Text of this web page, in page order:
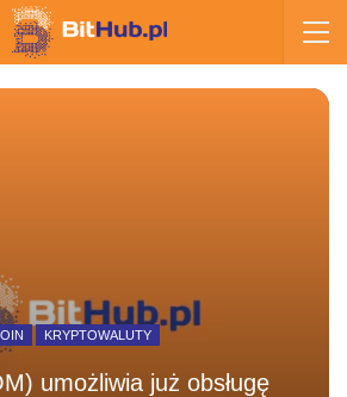
KRYPTOWALUTY
umożliwia już obsługę